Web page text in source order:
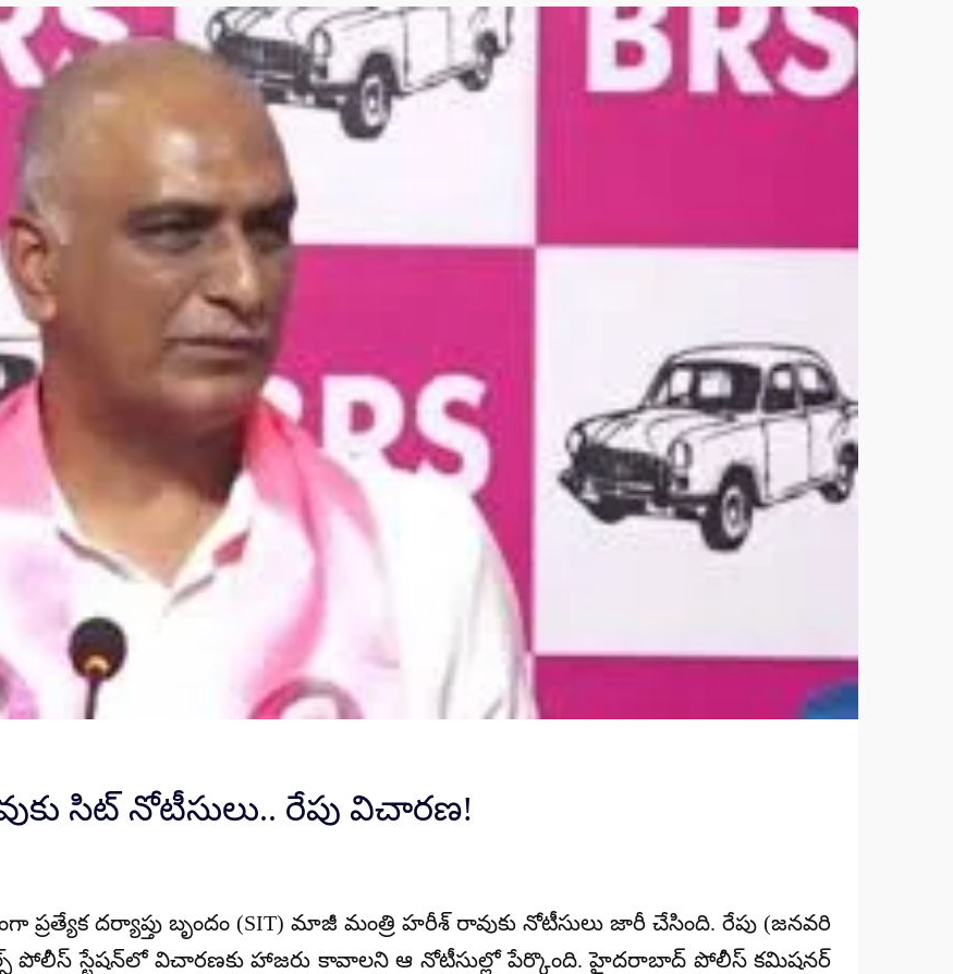
సిట్ నోటీసులు.. రేపు విచారణ!
దర్యాప్తు బృందం (SIT) మాజీ మంత్రి హరీశ్ రావుకు నోటీసులు జారీ చేసింది. రేపు (జనవరి
పోలీస్ స్టేషన్‌లో విచారణకు హాజరు కావాలని ఆ నోటీసుల్లో పేర్కొంది. హైదరాబాద్ పోలీస్ కమిషనర్